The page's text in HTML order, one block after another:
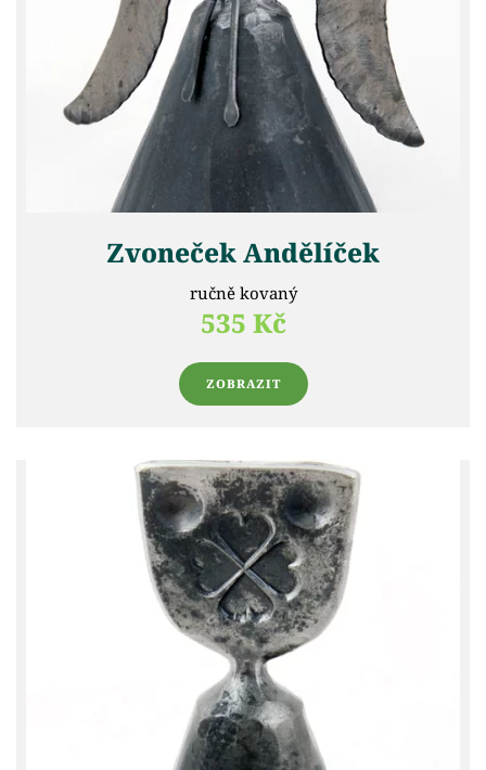
Zvoneček Andělíček
ručně kovaný
535 Kč
ZOBRAZIT